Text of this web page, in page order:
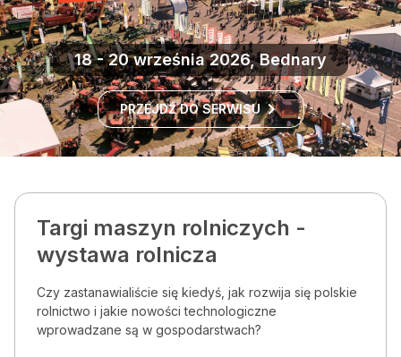
18 - 20 września 2026, Bednary
PRZEJDŹ DO SERWISU
Targi maszyn rolniczych -
wystawa rolnicza
Czy zastanawialiście się kiedyś, jak rozwija się polskie
rolnictwo i jakie nowości technologiczne
wprowadzane są w gospodarstwach?